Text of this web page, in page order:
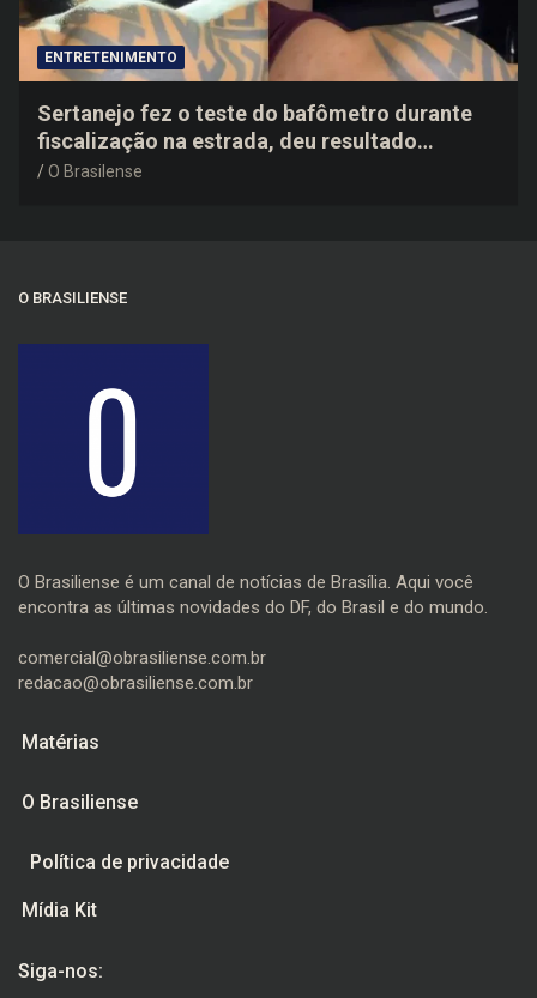
ENTRETENIMENTO
Sertanejo fez o teste do bafômetro durante
fiscalização na estrada, deu resultado
negativo e elogiou o trabalho dos agentes de
O Brasilense
O BRASILIENSE
O Brasiliense é um canal de notícias de Brasília. Aqui você
encontra as últimas novidades do DF, do Brasil e do mundo.
comercial@obrasiliense.com.br
redacao@obrasiliense.com.br
Matérias
O Brasiliense
Política de privacidade
Mídia Kit
Siga-nos: